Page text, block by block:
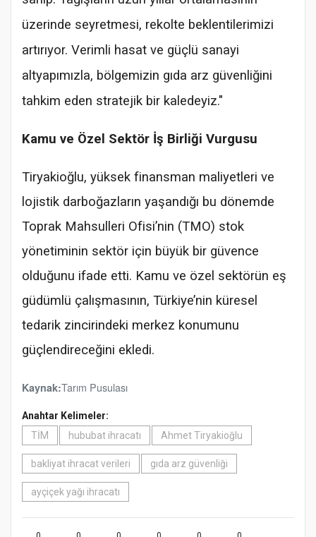
üzerinde seyretmesi, rekolte beklentilerimizi
artırıyor. Verimli hasat ve güçlü sanayi
altyapımızla, bölgemizin gıda arz güvenliğini
tahkim eden stratejik bir kaledeyiz."
Kamu ve Özel Sektör İş Birliği Vurgusu
Tiryakioğlu, yüksek finansman maliyetleri ve
lojistik darboğazların yaşandığı bu dönemde
Toprak Mahsulleri Ofisi’nin (TMO) stok
yönetiminin sektör için büyük bir güvence
olduğunu ifade etti. Kamu ve özel sektörün eş
güdümlü çalışmasının, Türkiye’nin küresel
tedarik zincirindeki merkez konumunu
güçlendireceğini ekledi.
Kaynak:Tarım Pusulası
Anahtar Kelimeler:
TİM
hububat ihracatı Ahmet Tiryakioğlu
bakliyat ihracat verileri gıda arz güvenliği
ayçiçek yağı ihracatı